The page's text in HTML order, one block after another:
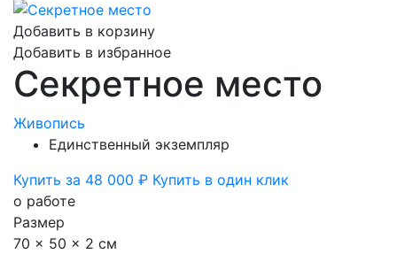
Добавить в корзину
Добавить в избранное
Секретное место
Живопись
Единственный экземпляр
Купить за 48 000 ₽ Купить в один клик
о работе
Размер
70 x 50 x 2 см